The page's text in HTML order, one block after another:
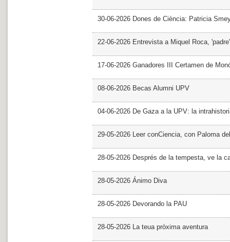
30-06-2026 Dones de Ciència: Patricia
22-06-2026 Entrevista a Miquel Roca,
17-06-2026 Ganadores III Certamen de
08-06-2026 Becas Alumni UPV
04-06-2026 De Gaza a la UPV: la
29-05-2026 Leer conCiencia, con Paloma
28-05-2026 Després de la tempesta, ve la
28-05-2026 Ánimo Diva
28-05-2026 Devorando la PAU
28-05-2026 La teua pròxima aventura